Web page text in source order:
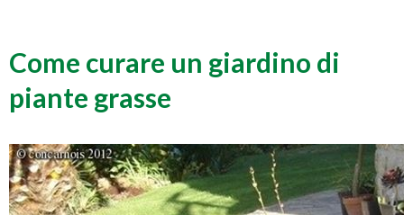
Come curare un giardino di
piante grasse